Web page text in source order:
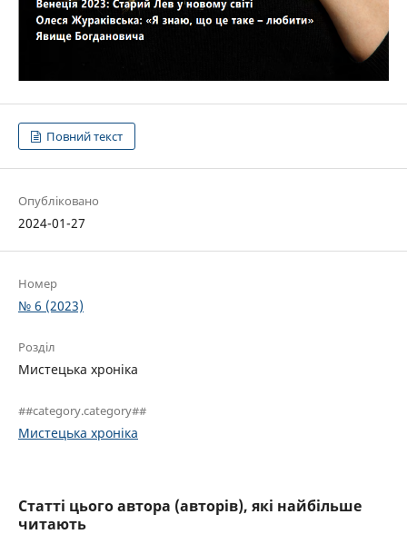
Повний текст
Опубліковано
2024-01-27
Номер
№ 6 (2023)
Розділ
Мистецька хроніка
##category.category##
Мистецька хроніка
Статті цього автора (авторів), які найбільше
читають